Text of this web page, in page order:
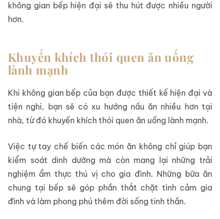
không gian bếp hiện đại sẽ thu hút được nhiều người
hơn.
Khuyến khích thói quen ăn uống
lành mạnh
Khi không gian bếp của bạn được thiết kế hiện đại và
tiện nghi, bạn sẽ có xu hướng nấu ăn nhiều hơn tại
nhà, từ đó khuyến khích thói quen ăn uống lành mạnh.
Việc tự tay chế biến các món ăn không chỉ giúp bạn
kiểm soát dinh dưỡng mà còn mang lại những trải
nghiệm ẩm thực thú vị cho gia đình. Những bữa ăn
chung tại bếp sẽ góp phần thắt chặt tình cảm gia
đình và làm phong phú thêm đời sống tinh thần.